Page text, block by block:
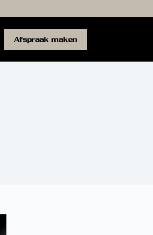
Afspraak maken